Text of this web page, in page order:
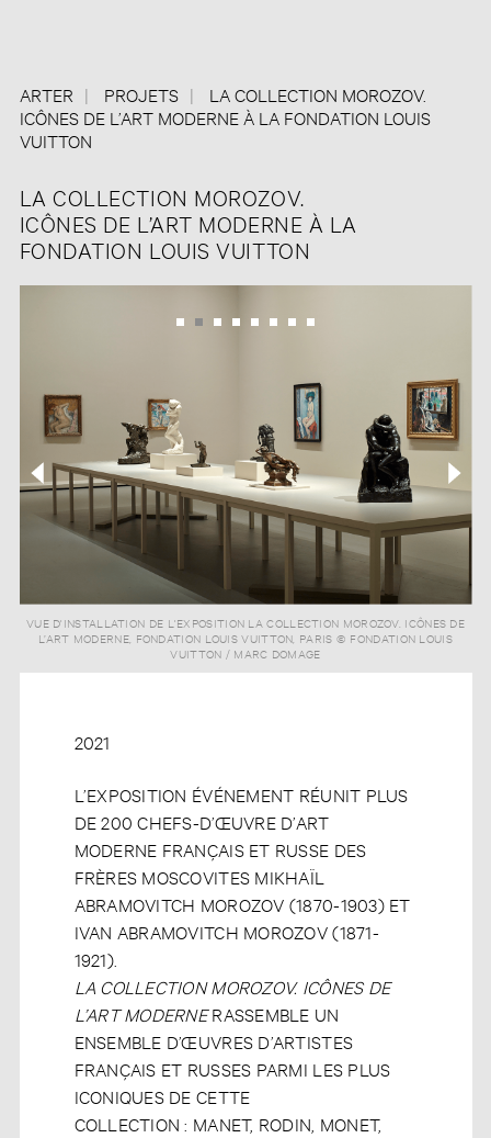
ARTER PROJETS
LA COLLECTION MOROZOV.
ICÔNES DE L’ART MODERNE À LA FONDATION LOUIS
VUITTON
LA COLLECTION MOROZOV.
ICÔNES DE L’ART MODERNE À LA
FONDATION LOUIS VUITTON
VUE D'INSTALLATION DE L'EXPOSITION LA COLLECTION MOROZOV. ICÔNES DE
L’ART MODERNE, FONDATION LOUIS VUITTON, PARIS © FONDATION LOUIS
VUITTON / MARC DOMAGE
2021
L’EXPOSITION ÉVÉNEMENT RÉUNIT PLUS
DE 200 CHEFS-D’ŒUVRE D’ART
MODERNE FRANÇAIS ET RUSSE DES
FRÈRES MOSCOVITES MIKHAÏL
ABRAMOVITCH MOROZOV (1870-1903) ET
IVAN ABRAMOVITCH MOROZOV (1871-
1921).
LA COLLECTION MOROZOV. ICÔNES DE
L’ART MODERNERASSEMBLE UN
ENSEMBLE D’ŒUVRES D’ARTISTES
FRANÇAIS ET RUSSES PARMI LES PLUS
ICONIQUES DE CETTE
COLLECTION : MANET, RODIN, MONET,